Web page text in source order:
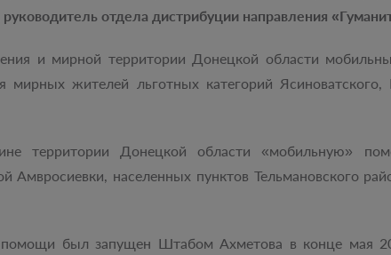
руководитель отдела дистрибуции направления
и мирной территории Донецкой области
жителей льготных категорий Ясиноватского,
территории Донецкой области «мобильную»
Амвросиевки, населенных пунктов Тельмановского
был запущен Штабом Ахметова в конце мая